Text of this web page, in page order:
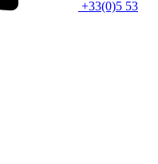
+33(0)5 53